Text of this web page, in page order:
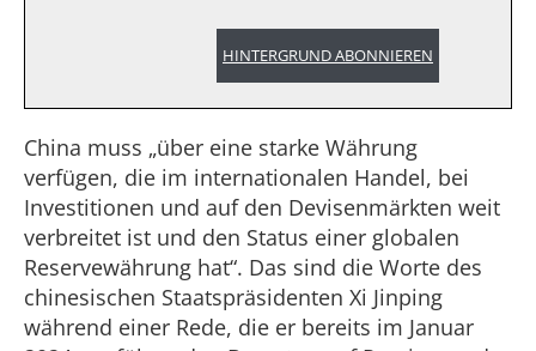
HINTERGRUND ABONNIEREN
China muss „über eine starke Währung
verfügen, die im internationalen Handel, bei
Investitionen und auf den Devisenmärkten weit
verbreitet ist und den Status einer globalen
Reservewährung hat“. Das sind die Worte des
chinesischen Staatspräsidenten Xi Jinping
während einer Rede, die er bereits im Januar